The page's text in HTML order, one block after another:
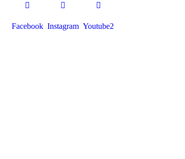
Facebook Instagram Youtube2